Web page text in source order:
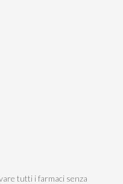
tutti i farmaci senza